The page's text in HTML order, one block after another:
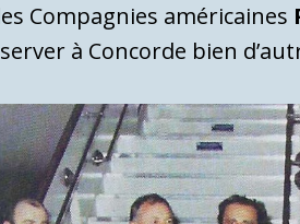
Compagnies américaines
à Concorde bien